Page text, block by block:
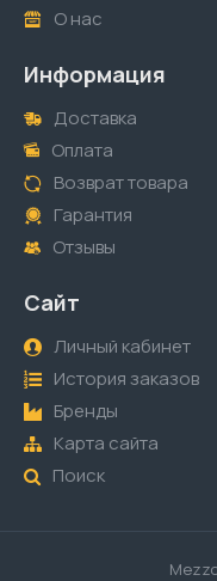
О нас
Информация
Доставка
Оплата
Возврат товара
Гарантия
Отзывы
Сайт
Личный кабинет
История заказов
Бренды
Карта сайта
Поиск